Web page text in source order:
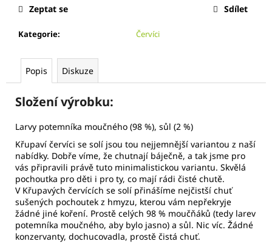
Kategorie: Červíci
Zeptat se Sdílet
Popis Diskuze
Složení výrobku:
Larvy potemníka moučného (98 %), sůl (2 %)
Křupaví červíci se solí jsou tou nejjemnější variantou z naší
nabídky. Dobře víme, že chutnají báječně, a tak jsme pro
vás připravili právě tuto minimalistickou variantu. Skvělá
pochoutka pro děti i pro ty, co mají rádi čisté chutě.
V Křupavých červících se solí přinášíme nejčistší chuť
sušených pochoutek z hmyzu, kterou vám nepřekryje
žádné jiné koření. Prostě celých 98 % moučňáků (tedy larev
potemníka moučného, aby bylo jasno) a sůl. Nic víc. Žádné
konzervanty, dochucovadla, prostě čistá chuť.
ČERVÍCI
SŮL